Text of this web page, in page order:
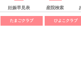
妊娠早見表 産院検索
たまごクラブ ひよこクラブ